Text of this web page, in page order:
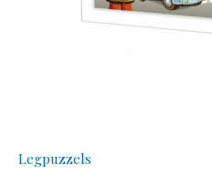
Legpuzzels